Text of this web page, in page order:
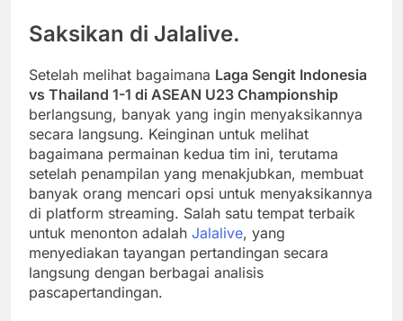
Saksikan di Jalalive.
Setelah melihat bagaimana Laga Sengit Indonesia
vs Thailand 1-1 di ASEAN U23 Championship
berlangsung, banyak yang ingin menyaksikannya
secara langsung. Keinginan untuk melihat
bagaimana permainan kedua tim ini, terutama
setelah penampilan yang menakjubkan, membuat
banyak orang mencari opsi untuk menyaksikannya
di platform streaming. Salah satu tempat terbaik
untuk menonton adalah Jalalive, yang
menyediakan tayangan pertandingan secara
langsung dengan berbagai analisis
pascapertandingan.